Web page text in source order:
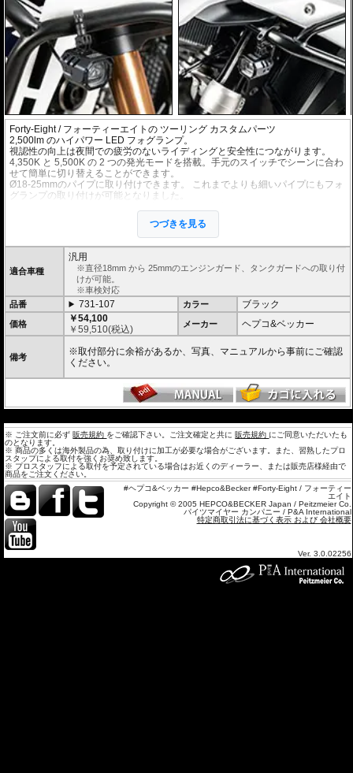
Forty-Eight / フォーティーエイトの ツーリング カスタムパーツ
2,500lm のハイパワー LED フォグランプ。
視認性の向上は夜間での疲労のないライディングと安全性につながります。
4,350K と 5,500K の 2 つの発光モードを搭載。手元のスイッチでシーンに合わ
せて簡単に切り替えることができます。
Ø18-25mmのパイプに取り付けできます。 これまでよりも細いパイプにもフォ
グランプの取り付けが可能となりました。
ヘプコ&ベッカーのエンジンガードおよび、Wunderlichのエンジンガード、純
正エンジンガード等(接触物がないか事前にご確認ください)に最適です。
手元で操作可能な消灯/点灯スイッチ付属(インジケータライト機能付)。
左右2個セット。
12V / 22W (1フォグランプあたり)
つづきを見る
適合車種
汎用
※直径18mm から 25mmのエンジンガード、タンクガードへの取り付
けが可能。
※車検対応
品番
731-107 カラー ブラック
価格
￥54,100
￥59,510(税込) メーカー ヘプコ&ベッカー
備考
※取付部分に余裕があるか、写真、マニュアルから事前にご確認
ください。
※ ご注文前に必ず 販売規約 をご確認下さい。ご注文確定と共に 販売規約 にご同意いただいたも
のとなります。
※ 商品の多くは海外製品の為、取り付けに加工が必要な場合がございます。また、習熟したプロ
スタップによる取付を強くお奨め致します。
※ プロスタッフによる取付を予定されている場合はお近くのディーラー、または販売店様経由で
商品をご注文ください。
#ヘプコ&ベッカー #Hepco&Becker #Forty-Eight / フォーティー
エイト
Copyright © 2005 HEPCO&BECKER Japan / Peitzmeier Co.
パイツマイヤー カンパニー / P&A International
特定商取引法に基づく表示 および 会社概要
Ver. 3.0.02256